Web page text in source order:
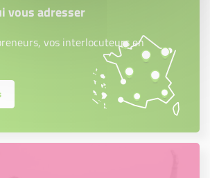
vous adresser
vos interlocuteurs en